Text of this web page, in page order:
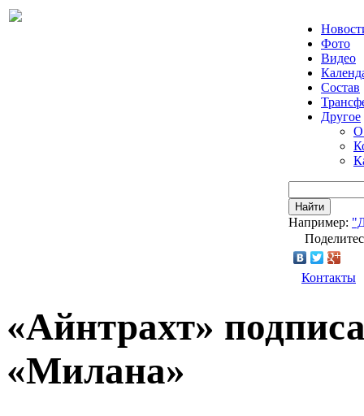
Фото
Видео
Состав
Другое
О
Найти
Например:
Контакты
«Айнтрахт»
«Милана»